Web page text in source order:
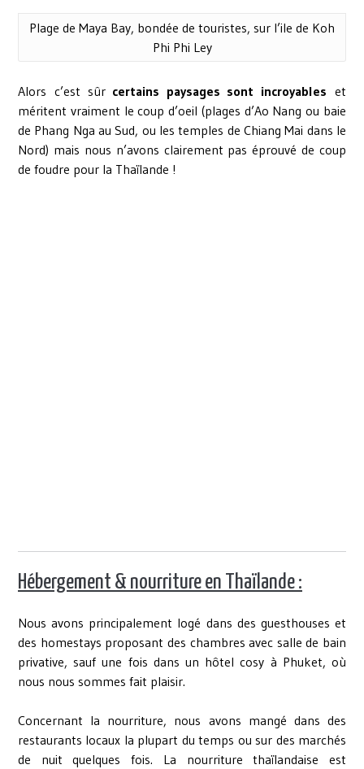
Plage de Maya Bay, bondée de touristes, sur l’ile de Koh
Phi Phi Ley
Alors c’est sûrcertains paysages sont incroyables et
méritent vraiment le coup d’oeil (plages d’Ao Nang ou baie
de Phang Nga au Sud, ou les temples de Chiang Mai dans le
Nord) mais nous n’avons clairement pas éprouvé de coup
de foudre pour la Thaïlande !
Hébergement & nourriture en Thaïlande :
Nous avons principalement logé dans des guesthouses et
des homestays proposant des chambres avec salle de bain
privative, sauf une fois dans un hôtel cosy à Phuket, où
nous nous sommes fait plaisir.
Concernant la nourriture, nous avons mangé dans des
restaurants locaux la plupart du temps ou sur des marchés
de nuit quelques fois. La nourriture thaïlandaise est